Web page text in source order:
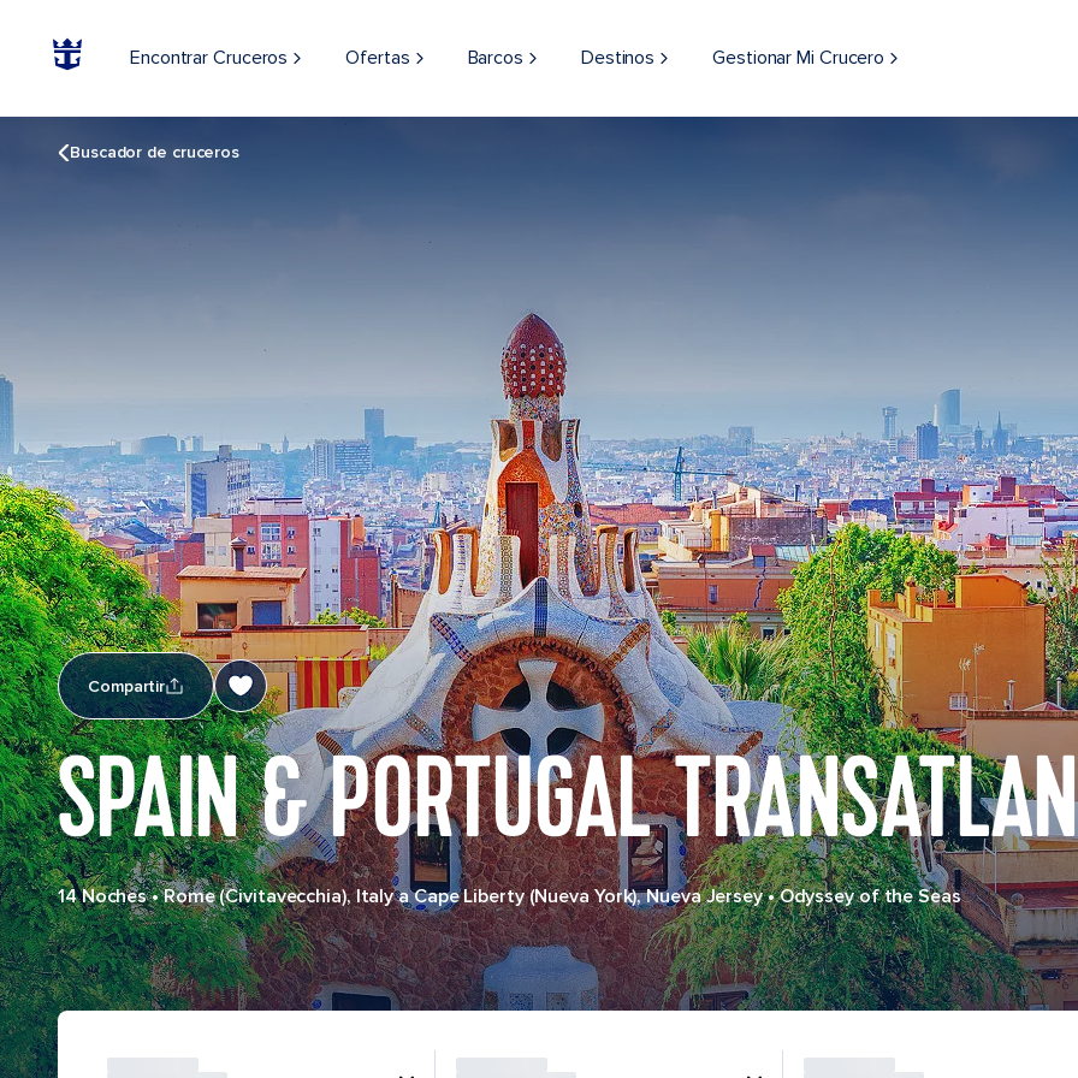
Encontrar Cruceros Ofertas Barcos Destinos Gestionar Mi Crucero
Buscador de cruceros
Compartir
SPAIN & PORTUGAL
14 Noches•Rome (Civitavecchia), Italy a Cape Liberty (Nueva York), Nueva Jersey•Odyssey of the Seas